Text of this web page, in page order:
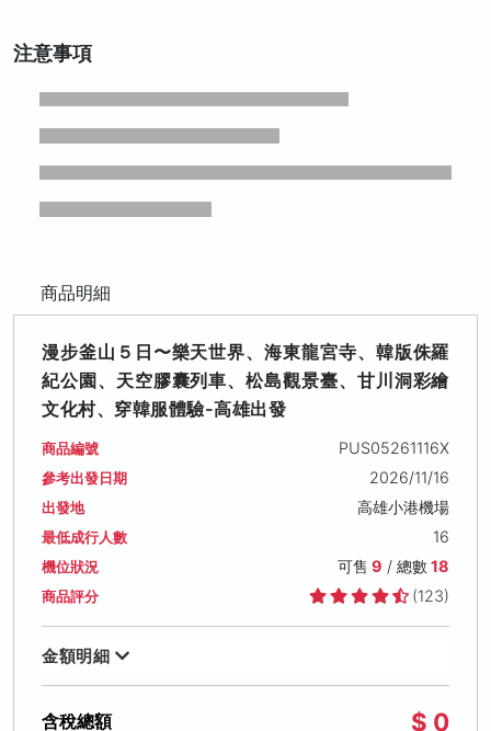
注意事項
商品明細
漫步釜山５日〜樂天世界、海東龍宮寺、韓版侏羅
紀公園、天空膠囊列車、松島觀景臺、甘川洞彩繪
文化村、穿韓服體驗-高雄出發
商品編號 PUS05261116X
參考出發日期 2026/11/16
出發地 高雄小港機場
最低成行人數 16
機位狀況 可售 9 / 總數18
商品評分 (123)
金額明細
含稅總額 $ 0